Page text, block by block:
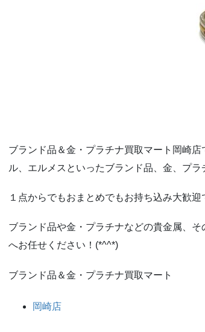
ブランド品＆金・プラチナ買取マート岡崎
ル、エルメスといったブランド品、金、プラ
１点からでもおまとめでもお持ち込み大歓迎
ブランド品や金・プラチナなどの貴金属、
へお任せください！(*^^*)
ブランド品＆金・プラチナ買取マート
岡崎店